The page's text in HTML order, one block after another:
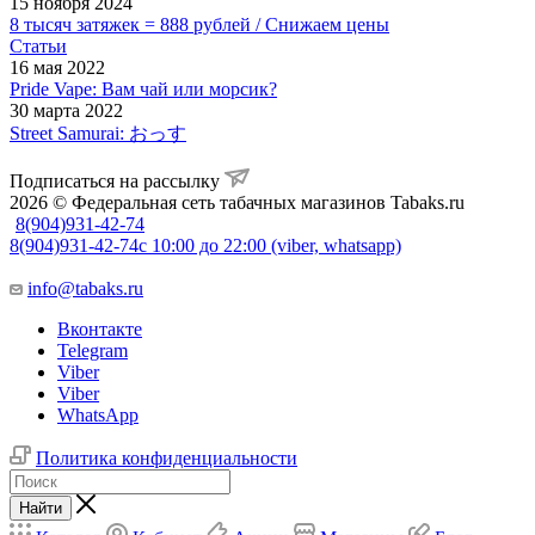
8 тысяч затяжек = 888 рублей / Снижаем цены
Статьи
16 мая 2022
Pride Vape: Вам чай или морсик?
30 марта 2022
Street Samurai: おっす
Подписаться на рассылку
2026 © Федеральная сеть табачных магазинов Tabaks.ru
8(904)931-42-74
8(904)931-42-74с 10:00 до 22:00 (viber, whatsapp)
info@tabaks.ru
Вконтакте
Telegram
Viber
Viber
WhatsApp
Политика конфиденциальности
Найти